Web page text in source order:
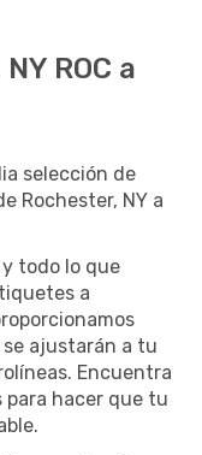
ROC a
selección de
Rochester, NY a
todo lo que
a
se ajustarán a tu
Encuentra
hacer que tu